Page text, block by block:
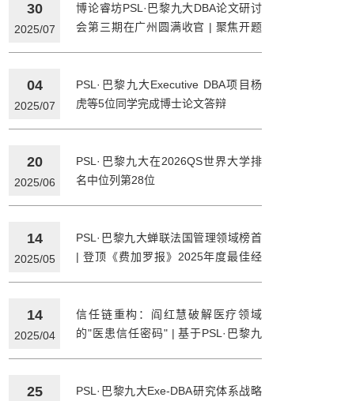
30
2025/07
博论睿坊PSL·巴黎九大DBA论文研讨
会第三期在广州圆满收官 | 聚焦开题
04
2025/07
PSL·巴黎九大Executive DBA项目杨
虎等5位同学完成博士论文答辩
20
2025/06
PSL·巴黎九大在2026QS世界大学排
名中位列第28位
14
2025/05
PSL·巴黎九大蝉联法国管理领域榜首
| 登顶《费加罗报》2025年度最佳经
14
2025/04
信任链重构：阎红慧破解医疗领域
的"医患信任密码" | 基于PSL·巴黎九
25
PSL·巴黎九大Exe-DBA研究体系战略